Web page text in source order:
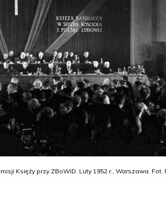
Księży przy ZBoWiD. Luty 1952 r., Warszawa. Fot.